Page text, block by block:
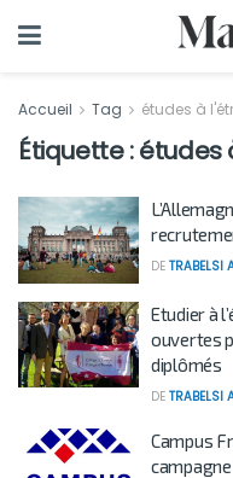
Accueil Tag études à
Étiquette :études
DE TRABELSI
Etudier à
ouvertes
diplômés
DE TRABELSI
Campus